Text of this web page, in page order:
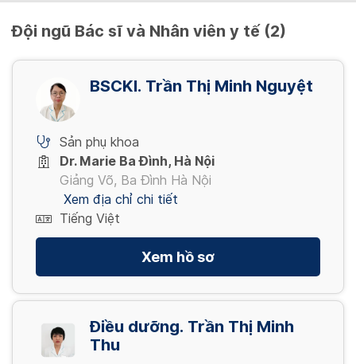
Đội ngũ Bác sĩ và Nhân viên y tế (2)
BSCKI. Trần Thị Minh Nguyệt
Sản phụ khoa
Dr. Marie Ba Đình, Hà Nội
Giảng Võ, Ba Đình Hà Nội
Xem địa chỉ chi tiết
Tiếng Việt
Xem hồ sơ
Điều dưỡng. Trần Thị Minh
Thu